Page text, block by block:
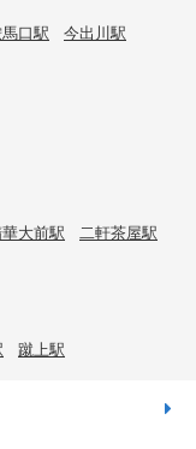
口駅
今出川駅
大前駅
二軒茶屋駅
蹴上駅